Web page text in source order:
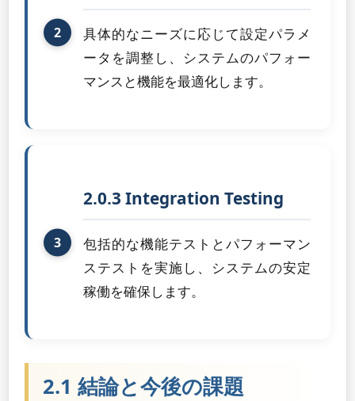
具体的なニーズに応じて設定パラメ
ータを調整し、システムのパフォー
マンスと機能を最適化します。
2.0.3 Integration Testing
包括的な機能テストとパフォーマン
ステストを実施し、システムの安定
稼働を確保します。
2.1 結論と今後の課題